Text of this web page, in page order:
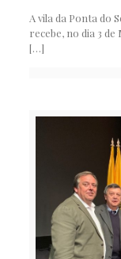
A vila da Ponta do
recebe, no dia 3 de
[…]